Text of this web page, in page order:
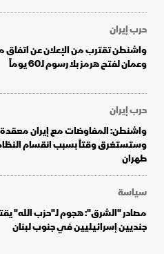
حرب إيران
واشنطن تقترب من الإعلان عن اتفاق
وعمان لفتح هرمز بلا رسوم لـ60 يوماً
حرب إيران
واشنطن: المفاوضات مع إيران معقدة
وستستغرق وقتاً بسبب انقسام
طهران
سياسة
مصادر "الشرق": هجوم لـ"حزب الله"
جنديين إسرائيليين في جنوب لبنان